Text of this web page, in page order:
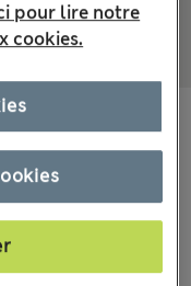
et les frais de douanes
pour lire notre
cookies.